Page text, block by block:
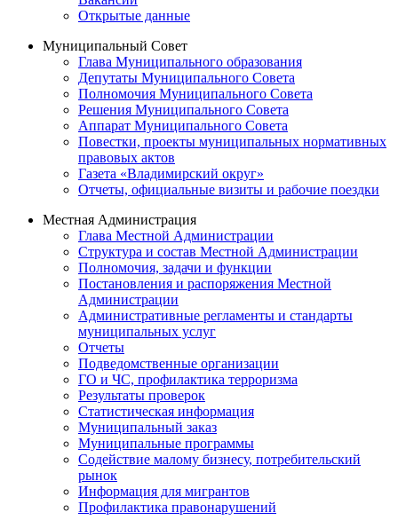
Открытые данные
Муниципальный Совет
Глава Муниципального образования
Депутаты Муниципального Совета
Полномочия Муниципального Совета
Решения Муниципального Совета
Аппарат Муниципального Совета
Повестки, проекты муниципальных нормативных
правовых актов
Газета «Владимирский округ»
Отчеты, официальные визиты и рабочие поездки
Местная Администрация
Глава Местной Администрации
Структура и состав Местной Администрации
Полномочия, задачи и функции
Постановления и распоряжения Местной
Администрации
Административные регламенты и стандарты
муниципальных услуг
Отчеты
Подведомственные организации
ГО и ЧС, профилактика терроризма
Результаты проверок
Статистическая информация
Муниципальный заказ
Муниципальные программы
Содействие малому бизнесу, потребительский
рынок
Информация для мигрантов
Профилактика правонарушений